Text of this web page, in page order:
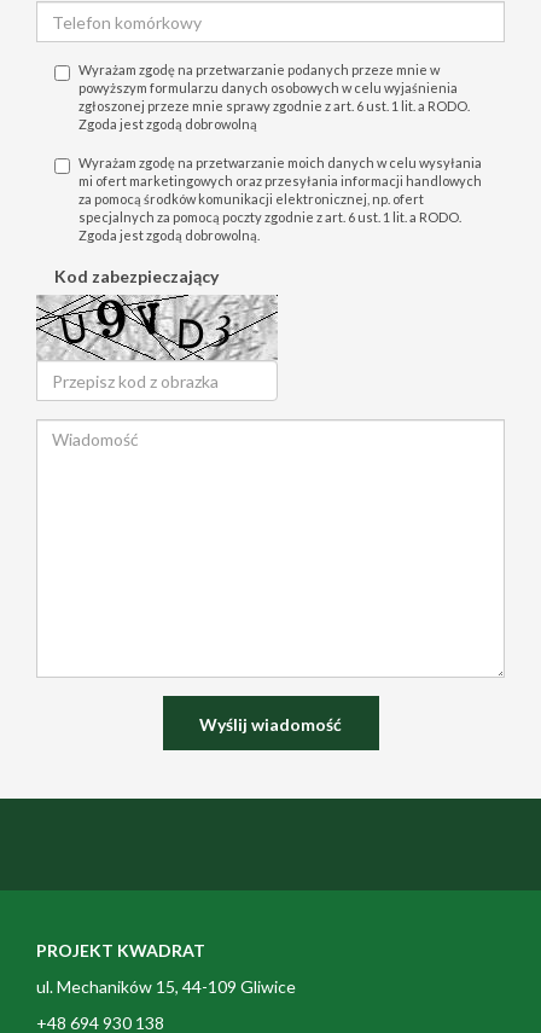
Wyrażam zgodę na przetwarzanie podanych przeze mnie w
powyższym formularzu danych osobowych w celu wyjaśnienia
zgłoszonej przeze mnie sprawy zgodnie z art. 6 ust. 1 lit. a RODO.
Zgoda jest zgodą dobrowolną
Wyrażam zgodę na przetwarzanie moich danych w celu wysyłania
mi ofert marketingowych oraz przesyłania informacji handlowych
za pomocą środków komunikacji elektronicznej, np. ofert
specjalnych za pomocą poczty zgodnie z art. 6 ust. 1 lit. a RODO.
Zgoda jest zgodą dobrowolną.
Kod zabezpieczający
PROJEKT KWADRAT
ul. Mechaników 15, 44-109 Gliwice
+48 694 930 138